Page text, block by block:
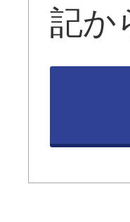
記か